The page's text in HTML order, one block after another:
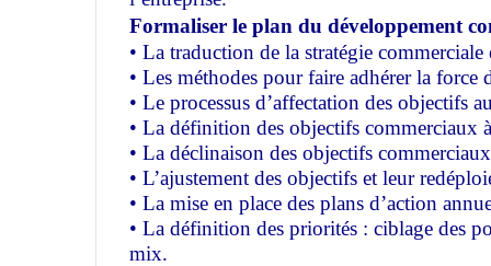
Formaliser le plan du développement
• La traduction de la stratégie
• Les méthodes pour faire adhérer la force
• Le processus d’affectation des objectifs
• La définition des objectifs commerciaux
• La déclinaison des objectifs
• L’ajustement des objectifs et leur
• La mise en place des plans d’action
• La définition des priorités : ciblage des
mix.